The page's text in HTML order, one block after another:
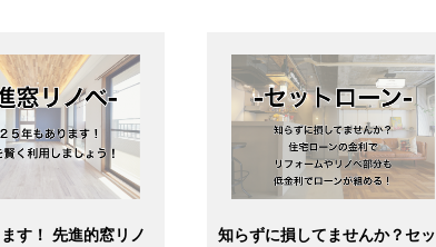
す！ 先進的窓リノ
知らずに損してませんか？セッ